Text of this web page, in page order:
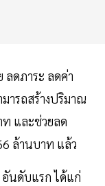
ลดภาระ ลดค่า
ารถสร้างปริมาณ
ท และช่วยลด
ล้านบาท แล้ว
อันดับแรก ได้แก่